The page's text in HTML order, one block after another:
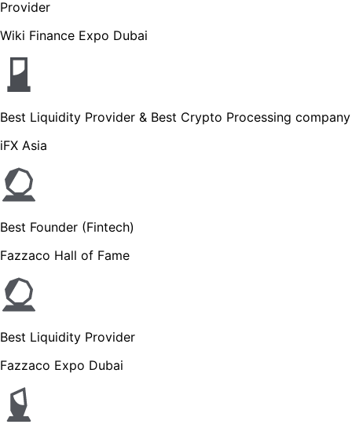
Provider
Wiki Finance Expo Dubai
Best Liquidity Provider & Best Crypto Processing company
iFX Asia
Best Founder (Fintech)
Fazzaco Hall of Fame
Best Liquidity Provider
Fazzaco Expo Dubai